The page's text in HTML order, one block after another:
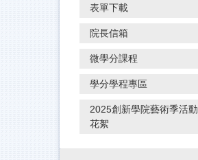
表單下載
院長信箱
微學分課程
學分學程專區
2025創新學院藝術季活動
花絮